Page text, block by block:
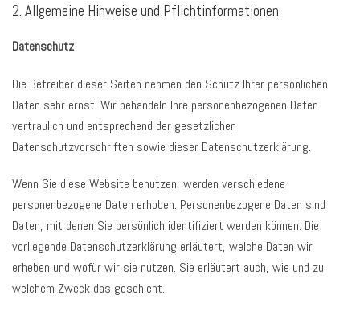
2. Allgemeine Hinweise und Pflichtinformationen
Datenschutz
Die Betreiber dieser Seiten nehmen den Schutz Ihrer persönlichen
Daten sehr ernst. Wir behandeln Ihre personenbezogenen Daten
vertraulich und entsprechend der gesetzlichen
Datenschutzvorschriften sowie dieser Datenschutzerklärung.
Wenn Sie diese Website benutzen, werden verschiedene
personenbezogene Daten erhoben. Personenbezogene Daten sind
Daten, mit denen Sie persönlich identifiziert werden können. Die
vorliegende Datenschutzerklärung erläutert, welche Daten wir
erheben und wofür wir sie nutzen. Sie erläutert auch, wie und zu
welchem Zweck das geschieht.